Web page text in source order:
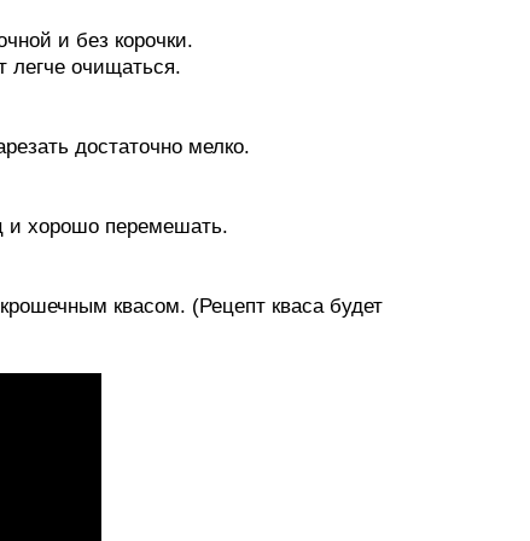
и без корочки.
легче очищаться.
достаточно мелко.
и хорошо перемешать.
квасом. (Рецепт кваса будет